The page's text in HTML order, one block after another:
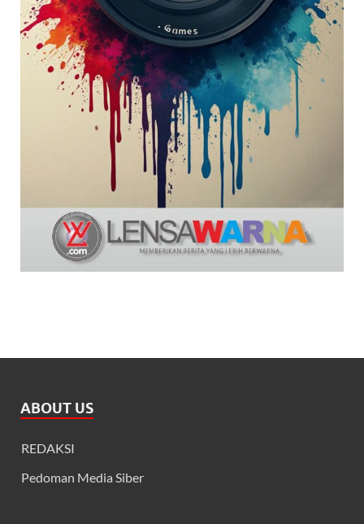
ABOUT US
REDAKSI
Pedoman Media Siber